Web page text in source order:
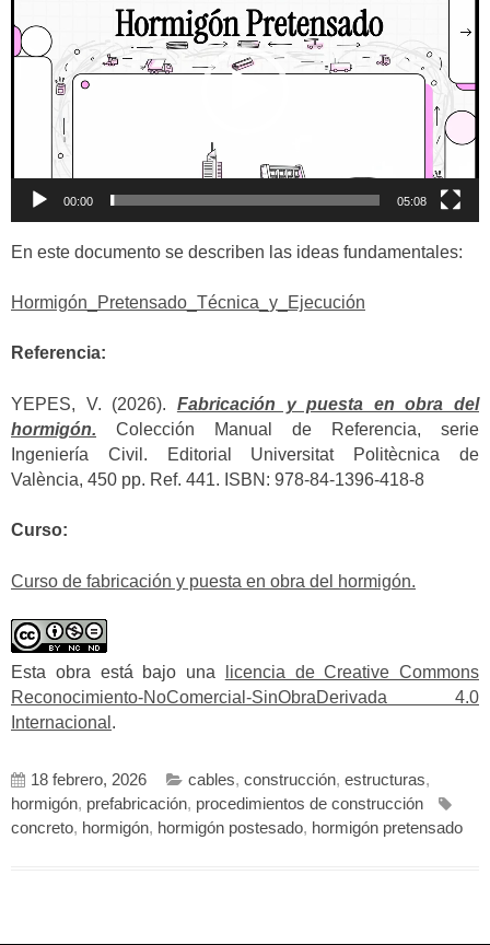
vídeo
00:00 05:08
En este documento se describen las ideas fundamentales:
Hormigón_Pretensado_Técnica_y_Ejecución
Referencia:
YEPES, V. (2026). Fabricación y puesta en obra del
hormigón. Colección Manual de Referencia, serie
Ingeniería Civil. Editorial Universitat Politècnica de
València, 450 pp. Ref. 441. ISBN: 978-84-1396-418-8
Curso:
Curso de fabricación y puesta en obra del hormigón.
Esta obra está bajo una
licencia de Creative Commons
Reconocimiento-NoComercial-SinObraDerivada 4.0
Internacional .
18 febrero, 2026 cables, construcción, estructuras,
hormigón, prefabricación, procedimientos de construcción
concreto, hormigón, hormigón postesado, hormigón pretensado